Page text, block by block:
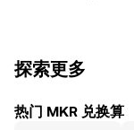
探索更多
热门 MKR 兑换算